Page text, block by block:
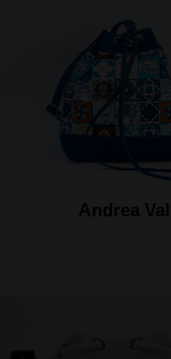
Andrea